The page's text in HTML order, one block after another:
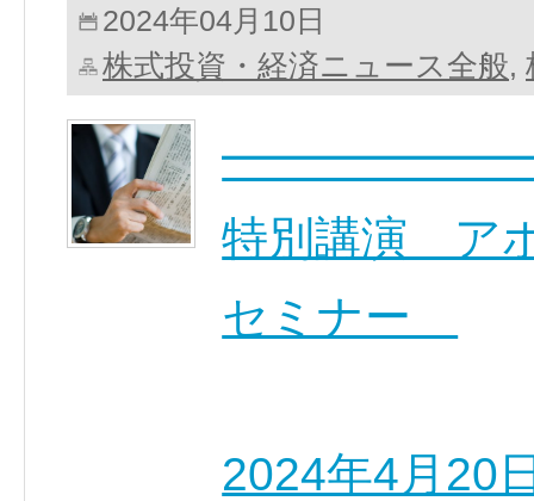
2024年04月10日
株式投資・経済ニュース全般,
特別講演 ア
セミナー
2024年4月